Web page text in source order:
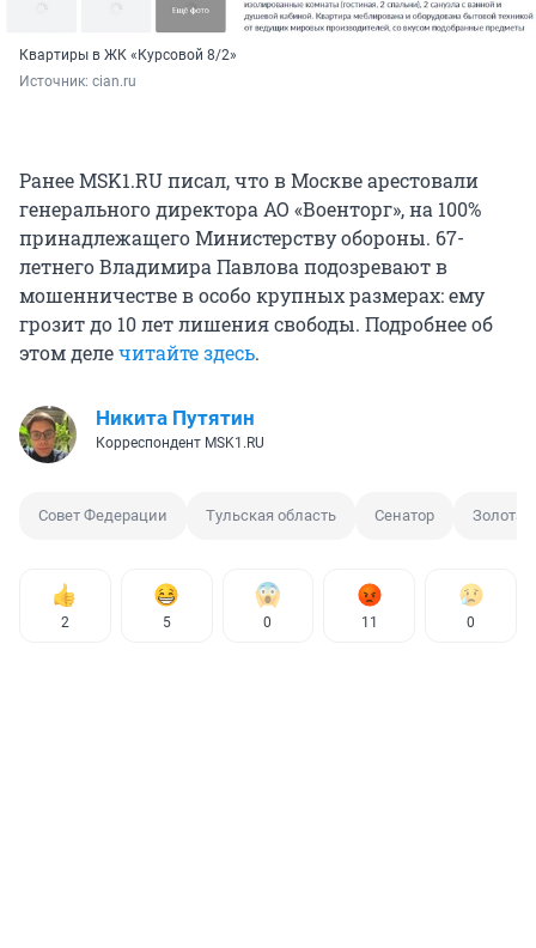
Квартиры в ЖК «Курсовой 8/2»
Источник: cian.ru
Ранее MSK1.RU писал, что в Москве арестовали
генерального директора АО «Военторг», на 100%
принадлежащего Министерству обороны. 67-
летнего Владимира Павлова подозревают в
мошенничестве в особо крупных размерах: ему
грозит до 10 лет лишения свободы. Подробнее об
этом делечитайте здесь.
Никита Путятин
Корреспондент MSK1.RU
Совет Федерации Тульская область Сенатор
2 5 0 11 0